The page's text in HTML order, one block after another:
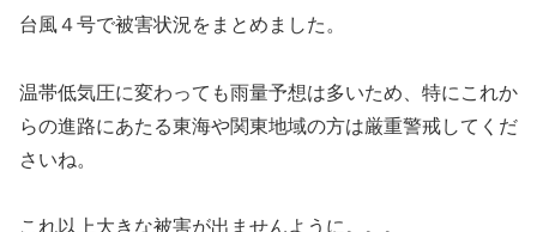
台風４号で被害状況をまとめました。
温帯低気圧に変わっても雨量予想は多いため、特にこれか
らの進路にあたる東海や関東地域の方は厳重警戒してくだ
さいね。
これ以上大きな被害が出ませんように。。。